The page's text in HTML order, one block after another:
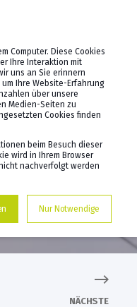
Computer. Diese Cookies
Ihre Interaktion mit
uns an Sie erinnern
Ihre Website-Erfahrung
über unsere
Medien-Seiten zu
Cookies finden
beim Besuch dieser
wird in Ihrem Browser
nachverfolgt werden
Nur Notwendige
AGILE
NÄCHSTE